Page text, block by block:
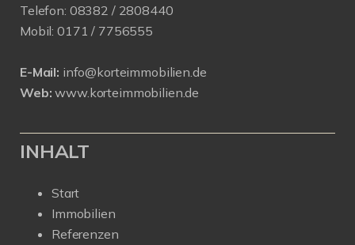
Telefon: 08382 / 2808440
Mobil: 0171 / 7756555
E-Mail: info@korteimmobilien.de
Web: www.korteimmobilien.de
INHALT
Start
Immobilien
Referenzen